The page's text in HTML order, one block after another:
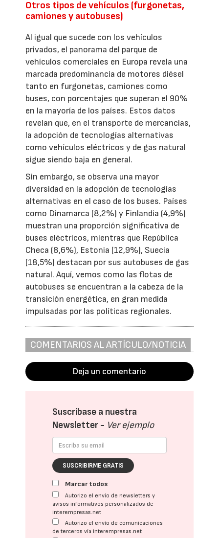
Otros tipos de vehículos (furgonetas,
camiones y autobuses)
Al igual que sucede con los vehículos
privados, el panorama del parque de
vehículos comerciales en Europa revela una
marcada predominancia de motores diésel
tanto en furgonetas, camiones como
buses, con porcentajes que superan el 90%
en la mayoría de los países. Estos datos
revelan que, en el transporte de mercancías,
la adopción de tecnologías alternativas
como vehículos eléctricos y de gas natural
sigue siendo baja en general.
Sin embargo, se observa una mayor
diversidad en la adopción de tecnologías
alternativas en el caso de los buses. Países
como Dinamarca (8,2%) y Finlandia (4,9%)
muestran una proporción significativa de
buses eléctricos, mientras que República
Checa (8,6%), Estonia (12,9%), Suecia
(18,5%) destacan por sus autobuses de gas
natural. Aquí, vemos como las flotas de
autobuses se encuentran a la cabeza de la
transición energética, en gran medida
impulsadas por las políticas regionales.
COMENTARIOS AL ARTÍCULO/NOTICIA
Deja un comentario
Suscríbase a nuestra
Newsletter - Ver ejemplo
SUSCRIBIRME GRATIS
Marcar todos
Autorizo el envío de newsletters y
avisos informativos personalizados de
interempresas.net
Autorizo el envío de comunicaciones
de terceros vía interempresas.net